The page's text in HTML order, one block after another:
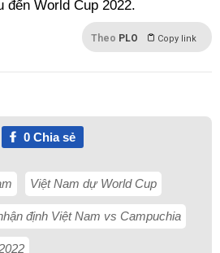
World Cup 2022.
Theo PLO Copy link
0Chia sẻ
Việt Nam dự World Cup
định Việt Nam vs Campuchia